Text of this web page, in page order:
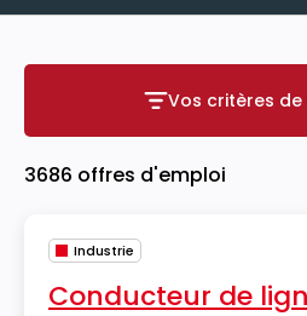
Vos
Vos critères
3686 offres d'emploi
Industrie
Conducteur de